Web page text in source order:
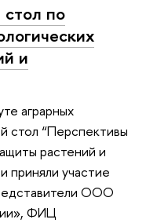
по
и
аграрных
стол “Перспективы
растений и
приняли участие
ООО
ФИЦ